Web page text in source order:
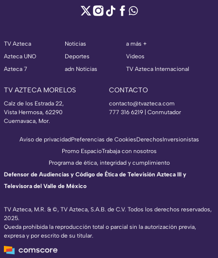
TV Azteca
Azteca UNO
Azteca 7
Noticias
Deportes
adn Noticias
a más +
Videos
TV Azteca Internacional
TV AZTECA MORELOS
Calz de los Estrada 22,
Vista Hermosa, 62290
Cuernavaca, Mor.
CONTACTO
contacto@tvazteca.com
777 316 6219 | Conmutador
TV Azteca, M.R. & ©, TV Azteca, S.A.B. de C.V. Todos los derechos reservados,
2025.
Queda prohibida la reproducción total o parcial sin la autorización previa,
expresa y por escrito de su titular.
Aviso de privacidadPreferencias de CookiesDerechosInversionistas
Promo EspacioTrabaja con nosotros
Programa de ética, integridad y cumplimiento
Defensor de Audiencias y Código de Ética de Televisión Azteca III y
Televisora del Valle de México